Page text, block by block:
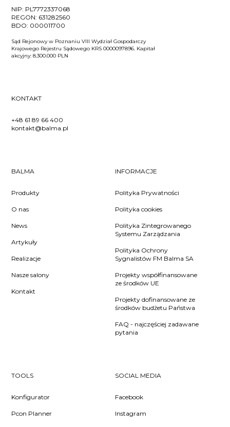
NIP: PL7772337068
REGON: 631282560
BDO: 000011700
Sąd Rejonowy w Poznaniu VIII Wydział Gospodarczy
Krajowego Rejestru Sądowego KRS 0000097896. Kapitał
akcyjny: 8.300.000 PLN
KONTAKT
+48 61 89 66 400
kontakt@balma.pl
BALMA
Produkty
O nas
News
Artykuły
Realizacje
Nasze salony
Kontakt
INFORMACJE
Polityka Prywatności
Polityka cookies
Polityka Zintegrowanego
Systemu Zarządzania
Polityka Ochrony
Sygnalistów FM Balma SA
Projekty współfinansowane
ze środków UE
Projekty dofinansowane ze
środków budżetu Państwa
FAQ - najczęściej zadawane
pytania
TOOLS
Konfigurator
Pcon Planner
SOCIAL MEDIA
Facebook
Instagram